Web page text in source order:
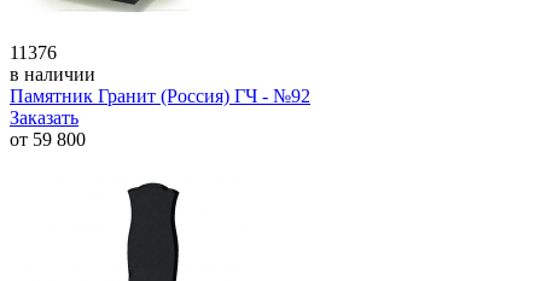
11376
в наличии
Памятник Гранит (Россия) ГЧ - №92
Заказать
от 59 800